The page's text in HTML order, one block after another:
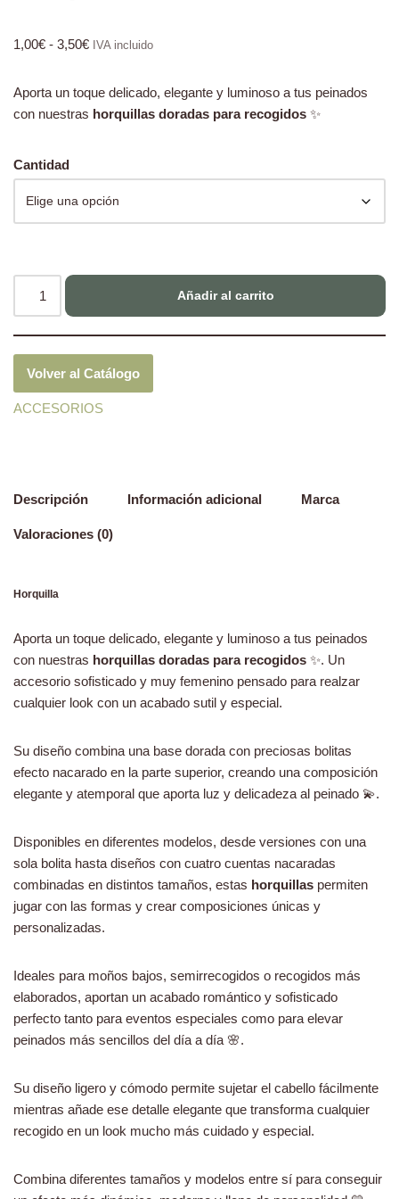
1,00€ - 3,50€ IVA incluido
Aporta un toque delicado, elegante y luminoso a tus peinados
con nuestras horquillas doradas para recogidos ✨
Cantidad
Añadir al carrito
Volver al Catálogo
ACCESORIOS
Descripción Información adicional Marca
Valoraciones (0)
Horquilla
Aporta un toque delicado, elegante y luminoso a tus peinados
con nuestras horquillas doradas para recogidos ✨. Un
accesorio sofisticado y muy femenino pensado para realzar
cualquier look con un acabado sutil y especial.
Su diseño combina una base dorada con preciosas bolitas
efecto nacarado en la parte superior, creando una composición
elegante y atemporal que aporta luz y delicadeza al peinado 💫.
Disponibles en diferentes modelos, desde versiones con una
sola bolita hasta diseños con cuatro cuentas nacaradas
combinadas en distintos tamaños, estas horquillas permiten
jugar con las formas y crear composiciones únicas y
personalizadas.
Ideales para moños bajos, semirrecogidos o recogidos más
elaborados, aportan un acabado romántico y sofisticado
perfecto tanto para eventos especiales como para elevar
peinados más sencillos del día a día 🌸.
Su diseño ligero y cómodo permite sujetar el cabello fácilmente
mientras añade ese detalle elegante que transforma cualquier
recogido en un look mucho más cuidado y especial.
Combina diferentes tamaños y modelos entre sí para conseguir